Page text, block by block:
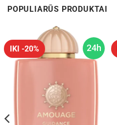
POPULIARŪS PRODUKTAI
24h
IKI -20%